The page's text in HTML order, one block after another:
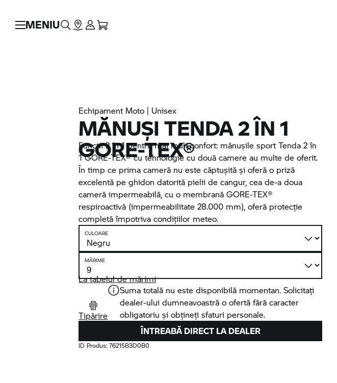
MENIU
Echipament Moto | Unisex
MĂNUȘI TENDA 2 ÎN 1
GORE-TEX®
Funcții 2 în 1 pentru mai mult confort: mănușile sport Tenda 2 în
1 GORE-TEX® cu tehnologie cu două camere au multe de oferit.
În timp ce prima cameră nu este căptușită și oferă o priză
excelentă pe ghidon datorită pielii de cangur, cea de-a doua
cameră impermeabilă, cu o membrană GORE-TEX®
respiroactivă (impermeabilitate 28.000 mm), oferă protecție
completă împotriva condițiilor meteo.
CULOARE
MĂRIME
La tabelul de mărimi
Tipărire
Suma totală nu este disponibilă momentan. Solicitați
dealer-ului dumneavoastră o ofertă fără caracter
obligatoriu și obțineți sfaturi personale.
ÎNTREABĂ DIRECT LA DEALER
ID Produs:76215B3D0B0